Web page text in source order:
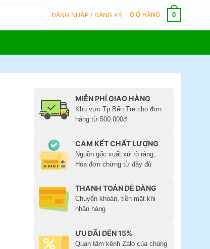
ĐĂNG NHẬP / ĐĂNG KÝ GIỎ HÀNG 0
MIỄN PHÍ GIAO HÀNG
Khu vực Tp Bến Tre cho đơn
hàng từ 500.000đ
CAM KẾT CHẤT LƯỢNG
Nguồn gốc xuất xứ rõ ràng,
Hóa đơn chứng từ đầy đủ
THANH TOÁN DỄ DÀNG
Chuyển khoản, tiền mặt khi
nhận hàng
ƯU ĐÃI ĐẾN 15%
Quan tâm kênh Zalo của chúng